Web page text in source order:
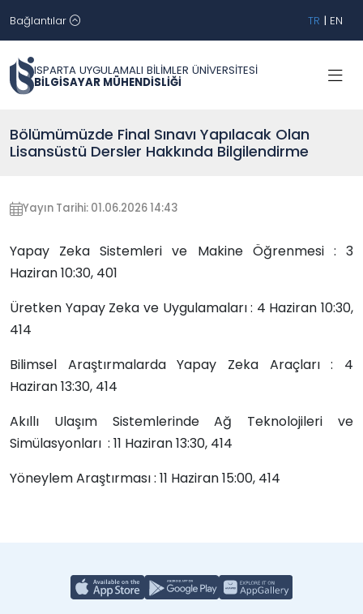
Bağlantılar TR | EN
ISPARTA UYGULAMALI BİLİMLER ÜNİVERSİTESİ
BİLGİSAYAR MÜHENDİSLİĞİ
Bölümümüzde Final Sınavı Yapılacak Olan
Lisansüstü Dersler Hakkında Bilgilendirme
Yayın Tarihi: 01.06.2026 14:43
Yapay Zeka Sistemleri ve Makine Öğrenmesi : 3
Haziran 10:30, 401
Üretken Yapay Zeka ve Uygulamaları : 4 Haziran 10:30,
414
Bilimsel Araştırmalarda Yapay Zeka Araçları : 4
Haziran 13:30, 414
Akıllı Ulaşım Sistemlerinde Ağ Teknolojileri ve
Simülasyonları : 11 Haziran 13:30, 414
Yöneylem Araştırması : 11 Haziran 15:00, 414